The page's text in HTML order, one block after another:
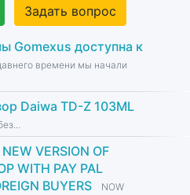
Задать вопрос
Gomexus доступна к
времени мы начали
Daiwa TD-Z 103ML
VERSION OF
WITH PAY PAL
BUYERS
NOW